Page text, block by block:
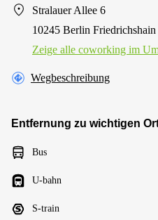
Stralauer Allee 6
10245 Berlin Friedrichshain
Zeige alle сoworking im
Wegbeschreibung
Entfernung zu wichtigen
Bus
U-bahn
S-train